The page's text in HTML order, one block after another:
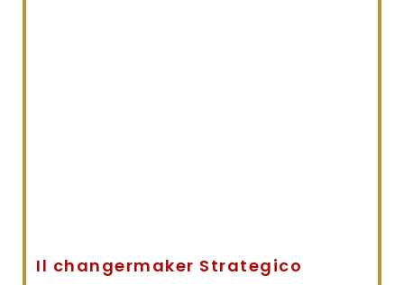
Il changermaker Strategico